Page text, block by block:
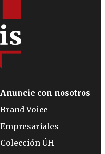
Anuncie con nosotros
Brand Voice
Empresariales
Colección ÚH